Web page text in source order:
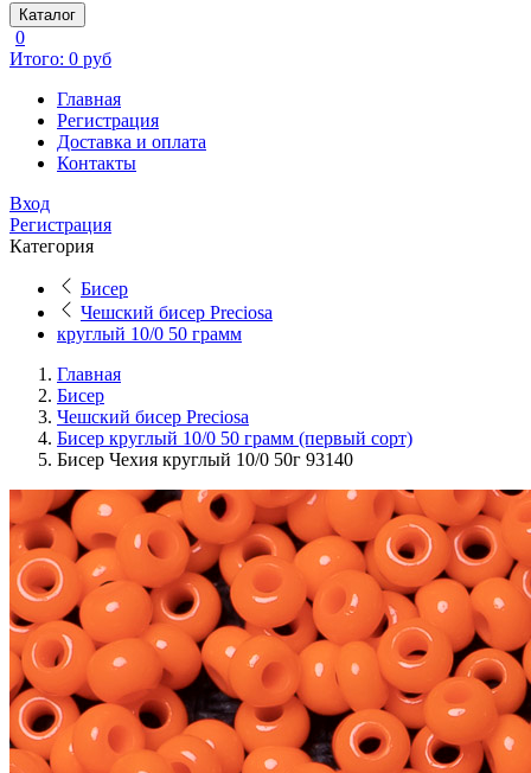
Каталог
0
Итого: 0 руб
Главная
Регистрация
Доставка и оплата
Контакты
Вход
Регистрация
Категория
Бисер
Чешский бисер Preciosa
круглый 10/0 50 грамм
Главная
Бисер
Чешский бисер Preciosa
Бисер круглый 10/0 50 грамм (первый сорт)
Бисер Чехия круглый 10/0 50г 93140